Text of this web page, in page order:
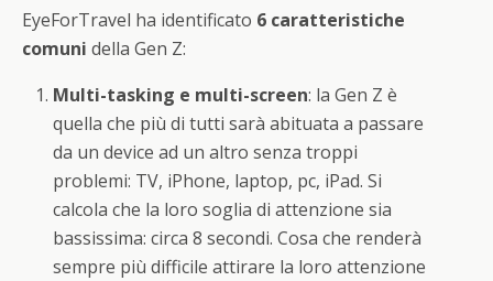
EyeForTravel ha identificato 6 caratteristiche
comuni della Gen Z:
Multi-tasking e multi-screen: la Gen Z è
quella che più di tutti sarà abituata a passare
da un device ad un altro senza troppi
problemi: TV, iPhone, laptop, pc, iPad. Si
calcola che la loro soglia di attenzione sia
bassissima: circa 8 secondi. Cosa che renderà
sempre più difficile attirare la loro attenzione